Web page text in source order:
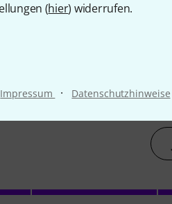
(hier) widerrufen.
Impressum · Datenschutzhinweise